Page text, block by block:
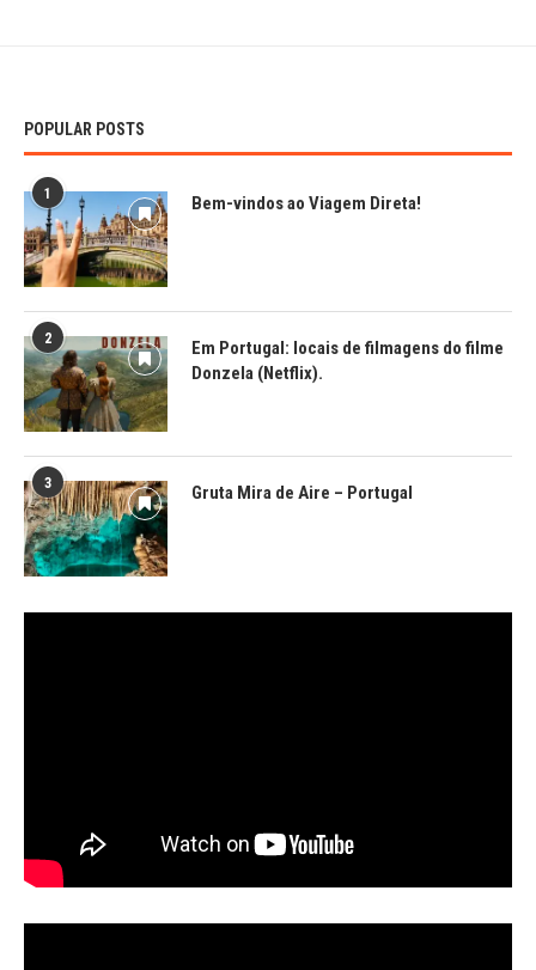
POPULAR POSTS
1 Bem-vindos ao Viagem Direta!
2
Em Portugal: locais de filmagens do filme
Donzela (Netflix).
3 Gruta Mira de Aire – Portugal